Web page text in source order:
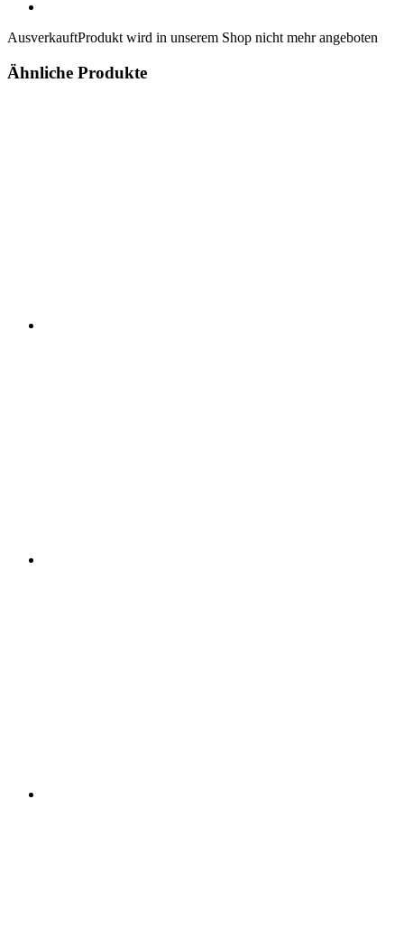
AusverkauftProdukt wird in unserem Shop nicht mehr angeboten
Ähnliche Produkte